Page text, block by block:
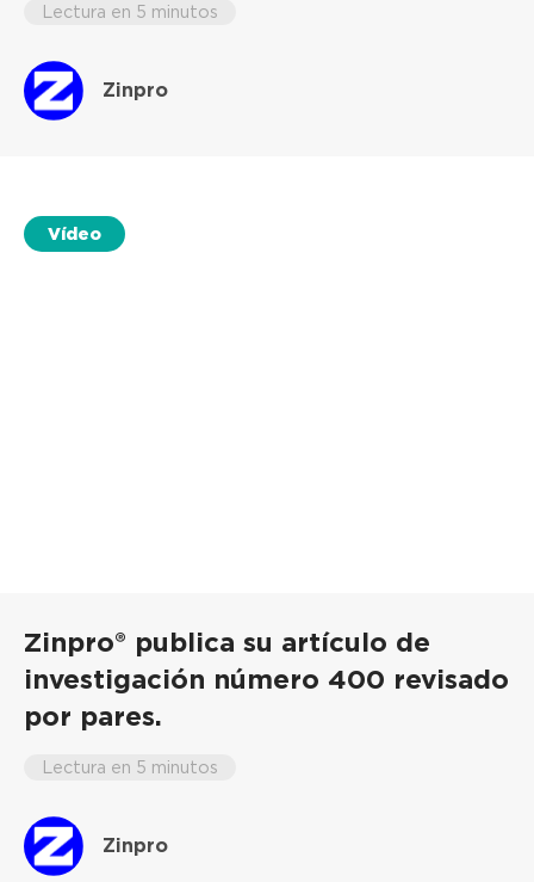
Lectura en 5 minutos
Zinpro
Vídeo
Zinpro® publica su artículo de
investigación número 400 revisado
por pares.
Lectura en 5 minutos
Zinpro